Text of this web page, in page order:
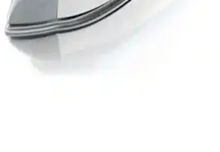
paslanmaz çelik tabanı ile etkili ve uzun ömürlü ütüleme deneyimi
sunar, zaman kazandıran özellikleriyle öne çıkar.
Vestel V Press 2000 Lila Buharlı Jenaratörlü Ütü:
Güçlü ve Kullanıcı Dostu Tasarım Özellikleri
etkili kırışıklık giderir, enerji tasarrufu sağlar ve şık tasarımıyla